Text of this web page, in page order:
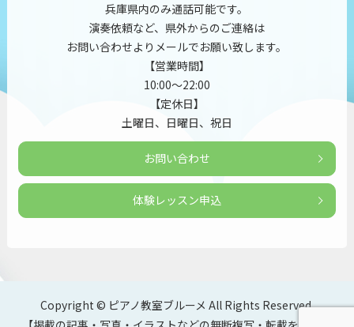
兵庫県内のみ通話可能です。
演奏依頼など、県外からのご連絡は
お問い合わせよりメールでお願い致します。
【営業時間】
10:00～22:00
【定休日】
土曜日、日曜日、祝日
お問い合わせ
体験レッスン申込
Copyright © ピアノ教室ブルーメ All Rights Reserved.